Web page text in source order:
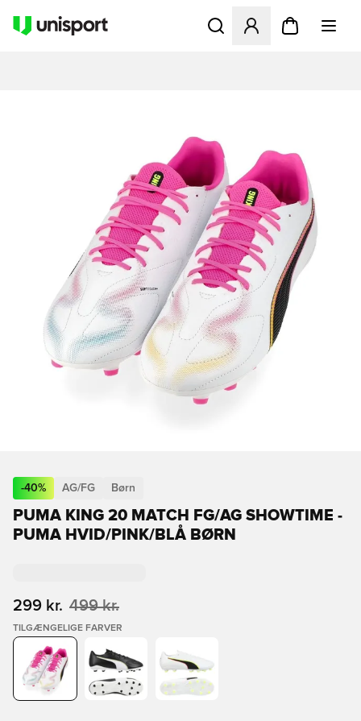
Åbner en Modal til at
-40% AG/FG Børn
PUMA KING 20 MATCH FG/AG SHOWTIME -
PUMA HVID/PINK/BLÅ BØRN
299 kr. 499 kr.
TILGÆNGELIGE FARVER